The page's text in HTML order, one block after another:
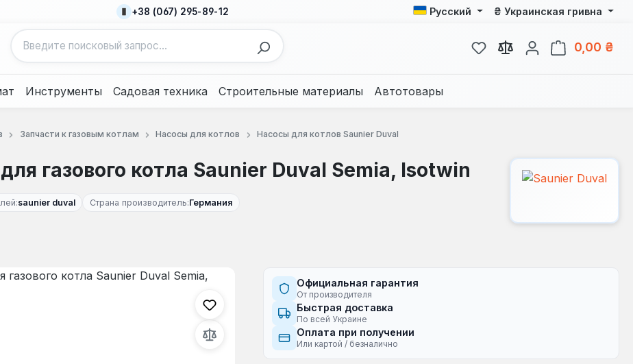
+38 (067) 295-89-12 Русский ₴ Украинская гривна
У вас есть товары из
0,00 ₴
Инструменты Садовая техника Строительные материалы Автотовары
Запчасти к газовым котлам Насосы для котлов Насосы для котлов Saunier Duval
газового котла Saunier Duval Semia, Isotwin
saunier duval Страна производитель:Германия
Официальная гарантия
От производителя
Быстрая доставка
По всей Украине
Оплата при получении
Или картой / безналично